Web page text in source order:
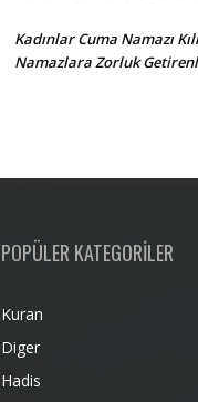
Kadınlar Cuma Namazı
Namazlara Zorluk
POPÜLER KATEGORİLER
Kuran
Diger
Hadis